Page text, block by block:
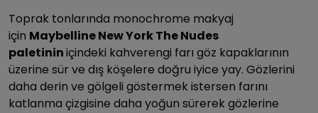
Toprak tonlarında monochrome makyaj
için Maybelline New York The Nudes
paletininiçindeki kahverengi farı göz kapaklarının
üzerine sür ve dış köşelere doğru iyice yay. Gözlerini
daha derin ve gölgeli göstermek istersen farını
katlanma çizgisine daha yoğun sürerek gözlerine